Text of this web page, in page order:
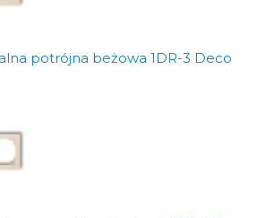
potrójna beżowa 1DR-3 Deco